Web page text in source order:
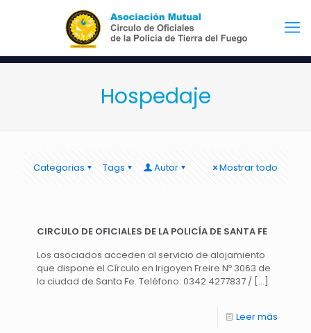
Hospedaje
Categorias Tags Autor Mostrar todo
CIRCULO DE OFICIALES DE LA POLICÍA DE SANTA FE
Los asociados acceden al servicio de alojamiento
que dispone el Círculo en Irigoyen Freire Nº 3063 de
la ciudad de Santa Fe. Teléfono: 0342 4277837 / […]
Leer más